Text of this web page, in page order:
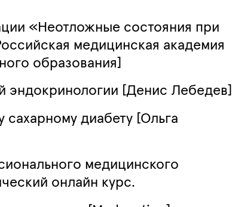
«Неотложные состояния при
медицинская академия
образования]
эндокринологии [Денис Лебедев]
сахарному диабету [Ольга
медицинского
онлайн курс.